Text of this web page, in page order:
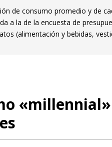
window)
de consumo promedio y de
a la de la encuesta de
(alimentación y bebidas,